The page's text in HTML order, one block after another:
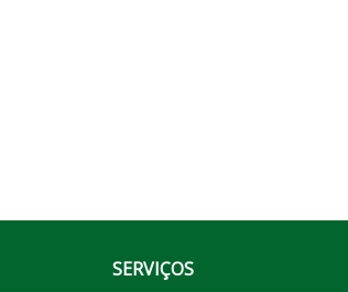
SERVIÇOS